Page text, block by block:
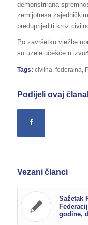
demonstrirana
zemljotresa
preduprijediti kroz
Po završetku vježbe
su uzele učešće u
Tags: civilna federalna
Podijeli ovaj
Vezani članci
Sažetak
godine,